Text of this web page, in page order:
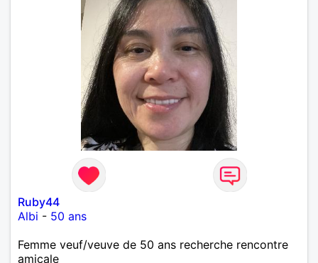
Ruby44
Albi - 50 ans
Femme veuf/veuve de 50 ans recherche rencontre
amicale